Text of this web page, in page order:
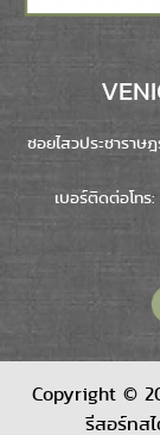
ซอยไสวประชารา
เบอร์ติดต่อโท
Copyright ©
รีสอร์ทส